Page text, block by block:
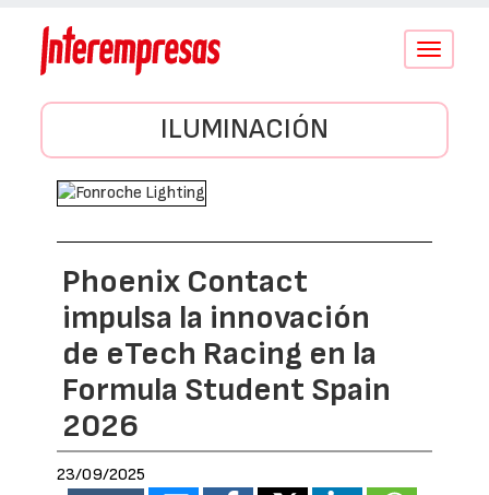
Conmutar
ILUMINACIÓN
Phoenix Contact
impulsa la innovación
de eTech Racing en la
Formula Student Spain
2026
23/09/2025